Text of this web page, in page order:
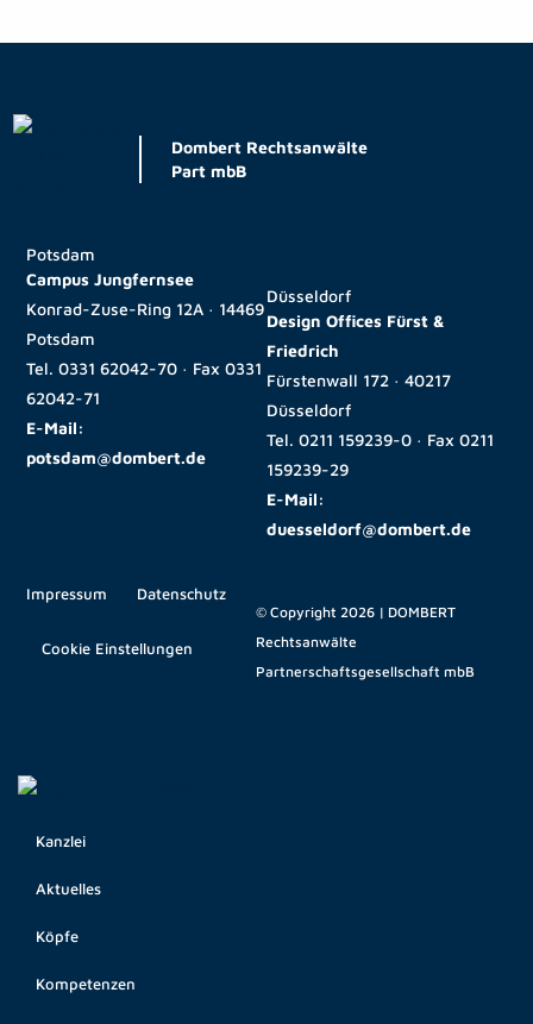
Dombert Rechtsanwälte
Part mbB
Potsdam
Campus Jungfernsee
Konrad-Zuse-Ring 12A · 14469
Potsdam
Tel.0331 62042-70 · Fax0331
62042-71
E-Mail:
potsdam@dombert.de
Düsseldorf
Design Offices Fürst &
Friedrich
Fürstenwall 172 · 40217
Düsseldorf
Tel. 0211 159239-0 · Fax 0211
159239-29
E-Mail:
duesseldorf@dombert.de
Impressum Datenschutz
Cookie Einstellungen
© Copyright 2026 | DOMBERT
Rechtsanwälte
Partnerschaftsgesellschaft mbB
Kanzlei
Aktuelles
Köpfe
Kompetenzen